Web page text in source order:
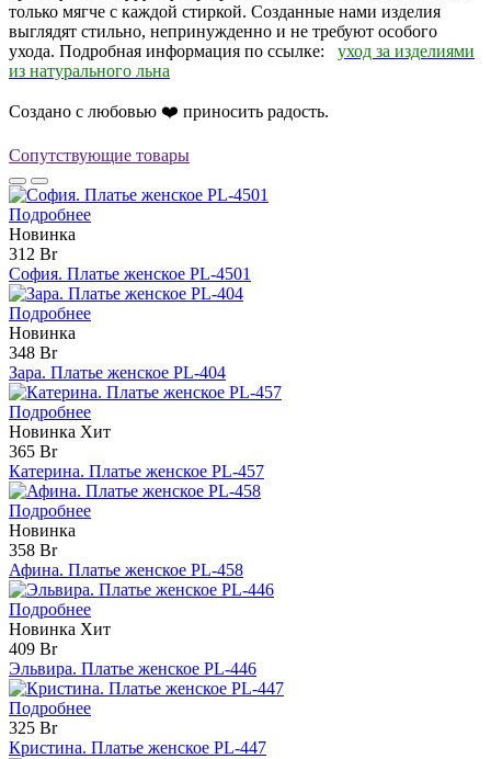
только мягче с каждой стиркой. Созданные нами изделия
выглядят стильно, непринужденно и не требуют особого
ухода. Подробная информация по ссылке: уход за изделиями
из натурального льна
Создано с любовью ❤️ приносить радость.
Сопутствующие товары
Подробнее
Новинка
312 Br
София. Платье женское PL-4501
Подробнее
Новинка
348 Br
Зара. Платье женское PL-404
Подробнее
Новинка Хит
365 Br
Катерина. Платье женское PL-457
Подробнее
Новинка
358 Br
Афина. Платье женское PL-458
Подробнее
Новинка Хит
409 Br
Эльвира. Платье женское PL-446
Подробнее
325 Br
Кристина. Платье женское PL-447